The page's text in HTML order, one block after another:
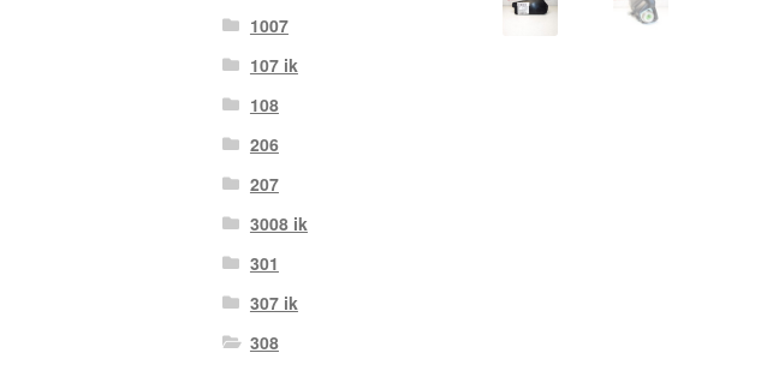
1007
107 ik
108
206
207
3008 ik
301
307 ik
308